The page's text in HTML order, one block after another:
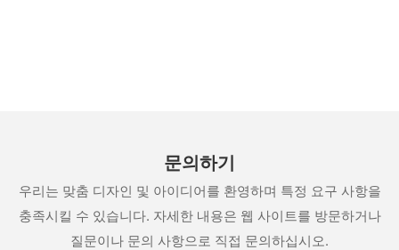
문의하기
우리는 맞춤 디자인 및 아이디어를 환영하며 특정 요구 사항을
충족시킬 수 있습니다. 자세한 내용은 웹 사이트를 방문하거나
질문이나 문의 사항으로 직접 문의하십시오.